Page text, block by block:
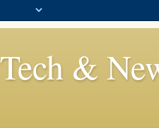
Tech &